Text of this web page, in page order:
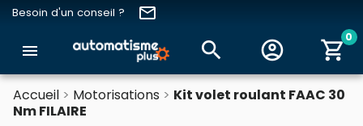
Besoin d'un conseil ?
email
menu
search account_circle shopping_cart
0
Accueil Motorisations
Kit volet roulant FAAC 30
Nm FILAIRE